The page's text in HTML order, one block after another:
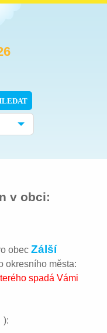
v obci:
obecZálší
okresního města:
spadá Vámi
):